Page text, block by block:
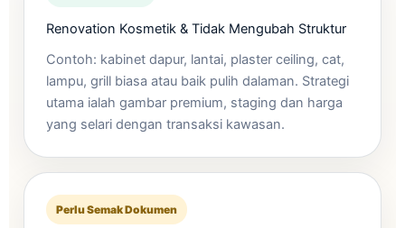
Renovation Kosmetik & Tidak Mengubah Struktur
Contoh: kabinet dapur, lantai, plaster ceiling, cat,
lampu, grill biasa atau baik pulih dalaman. Strategi
utama ialah gambar premium, staging dan harga
yang selari dengan transaksi kawasan.
Perlu Semak Dokumen